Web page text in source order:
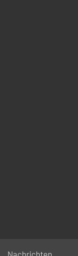
Nachrichten